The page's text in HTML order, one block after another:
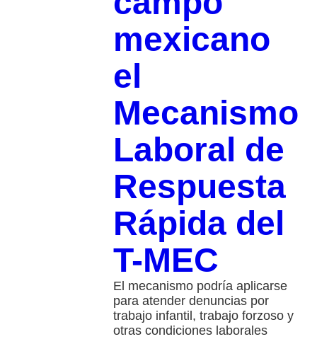
mexicano
el
Mecanismo
Laboral de
Respuesta
Rápida del
T-MEC
El mecanismo podría aplicarse
para atender denuncias por
trabajo infantil, trabajo forzoso y
otras condiciones laborales